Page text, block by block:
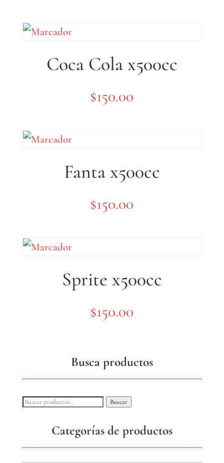
Coca Cola x500cc
$150.00
Fanta x500cc
$150.00
Sprite x500cc
$150.00
Busca productos
Buscar
Buscar
Categorías de productos